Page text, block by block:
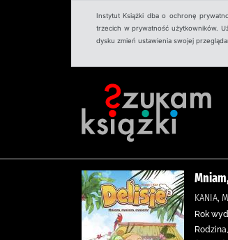
Instytut Książki dba o ochronę
trzecich w prywatność użytkowników.
dysku zmień ustawienia swojej
KANIA,
Rok